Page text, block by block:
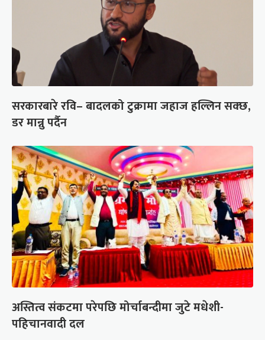
सरकारबारे रवि– बादलको टुक्रामा जहाज हल्लिन सक्छ,
डर मान्नु पर्दैन
अस्तित्व संकटमा परेपछि मोर्चाबन्दीमा जुटे मधेशी-
पहिचानवादी दल